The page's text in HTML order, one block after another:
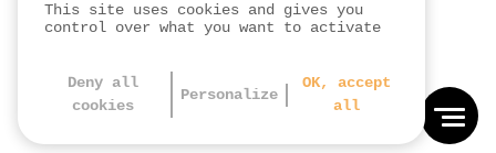
MENTIONS LÉGALES
PROTECTION DES DONNÉES
RÉALISATION
This site uses cookies and gives you
control over what you want to activate
Deny all
cookies
Personalize
OK, accept
all